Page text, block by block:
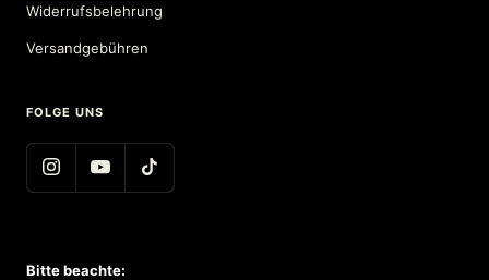
Widerrufsbelehrung
Versandgebühren
FOLGE UNS
Bitte beachte: